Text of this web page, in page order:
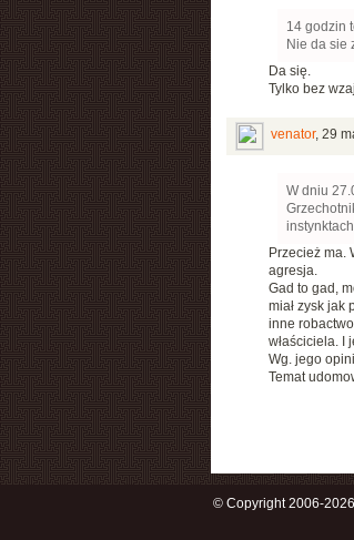
14 godzin
Nie da sie
Da się.
Tylko bez
venator, 29
W dniu
Przecież ma.
agresja.
Gad to gad,
miał zysk jak
inne
właściciela. I
Wg. jego
Temat
© Copyright 2006-2026